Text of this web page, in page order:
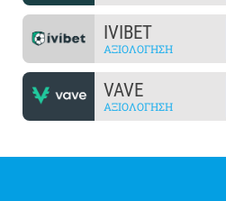
IVIBET
ΑΞΙΟΛΌΓΗΣΗ
VAVE
ΑΞΙΟΛΌΓΗΣΗ